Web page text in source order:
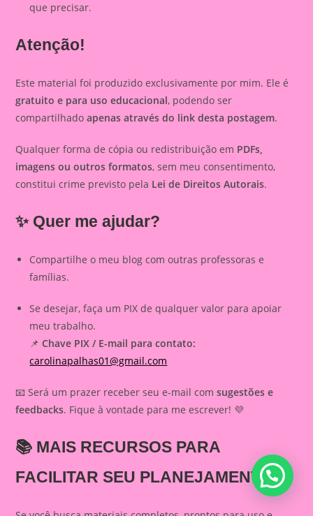
que precisar.
Atenção!
Este material foi produzido exclusivamente por mim. Ele é
gratuito e para uso educacional, podendo ser
compartilhadoapenas através do link desta postagem.
Qualquer forma de cópia ou redistribuição em PDFs,
imagens ou outros formatos, sem meu consentimento,
constitui crime previsto pela Lei de Direitos Autorais.
✨ Quer me ajudar?
Compartilhe o meu blog com outras professoras e
famílias.
Se desejar, faça um PIX de qualquer valor para apoiar
meu trabalho.
📌Chave PIX / E-mail para contato:
carolinapalhas01@gmail.com
📧 Será um prazer receber seu e-mail comsugestões e
feedbacks. Fique à vontade para me escrever! 💜
📚 MAIS RECURSOS PARA
FACILITAR SEU PLANEJAMENTO